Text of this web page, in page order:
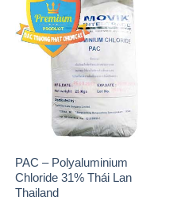
PAC – Polyaluminium
Chloride 31% Thái Lan
Thailand